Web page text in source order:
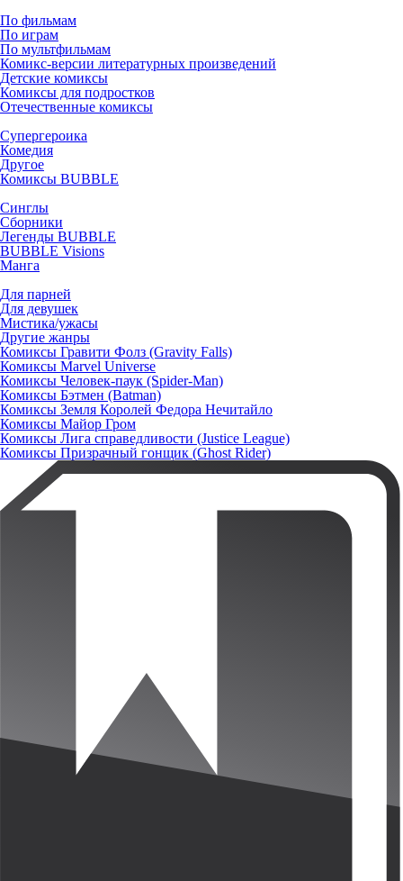
По фильмам
По играм
По мультфильмам
Комикс-версии литературных произведений
Детские комиксы
Комиксы для подростков
Отечественные комиксы
Супергероика
Комедия
Другое
Комиксы BUBBLE
Синглы
Сборники
Легенды BUBBLE
BUBBLE Visions
Манга
Для парней
Для девушек
Мистика/ужасы
Другие жанры
Комиксы Гравити Фолз (Gravity Falls)
Комиксы Marvel Universe
Комиксы Человек-паук (Spider-Man)
Комиксы Бэтмен (Batman)
Комиксы Земля Королей Федора Нечитайло
Комиксы Майор Гром
Комиксы Лига справедливости (Justice League)
Комиксы Призрачный гонщик (Ghost Rider)